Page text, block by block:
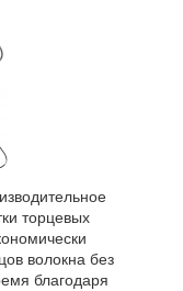
торцевых
волокна без
благодаря